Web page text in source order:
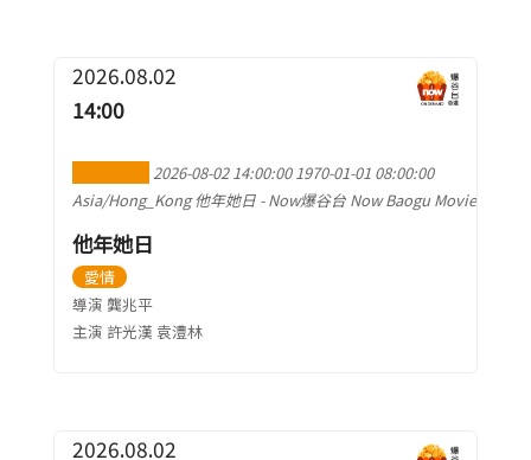
2026.08.02
14:00
2026-08-02 14:00:00 1970-01-01 08:00:00
Asia/Hong_Kong 他年她日 - Now爆谷台 Now Baogu Movie
他年她日
愛情
導演 龔兆平
主演 許光漢 袁澧林
2026.08.02